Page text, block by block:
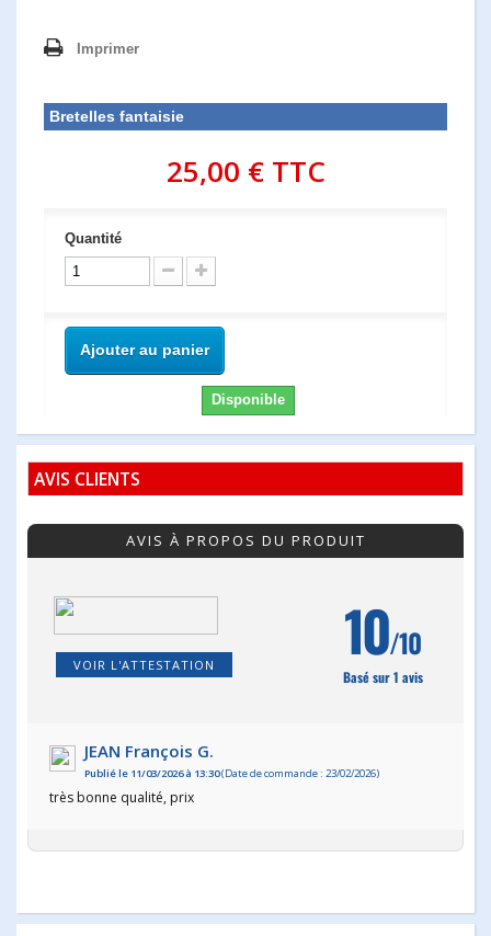
Imprimer
Bretelles fantaisie
25,00 €TTC
Quantité
Ajouter au panier
Disponible
AVIS CLIENTS
AVIS À PROPOS DU PRODUIT
VOIR L'ATTESTATION 10/10
Basé sur 1 avis
JEAN François G.
Publié le 11/03/2026 à 13:30(Date de commande : 23/02/2026)
très bonne qualité, prix